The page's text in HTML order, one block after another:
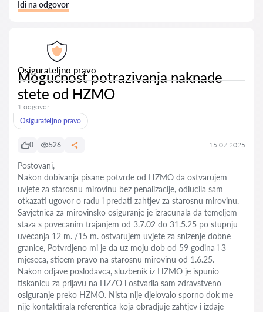
Idi na odgovor
Osigurateljno pravo
Mogucnost potrazivanja naknade
stete od HZMO
1 odgovor
Osigurateljno pravo
0 526 15.07.2025
Postovani,
Nakon dobivanja pisane potvrde od HZMO da ostvarujem
uvjete za starosnu mirovinu bez penalizacije, odlucila sam
otkazati ugovor o radu i predati zahtjev za starosnu mirovinu.
Savjetnica za mirovinsko osiguranje je izracunala da temeljem
staza s povecanim trajanjem od 3.7.02 do 31.5.25 po stupnju
uvecanja 12 m. /15 m. ostvarujem uvjete za snizenje dobne
granice, Potvrdjeno mi je da uz moju dob od 59 godina i 3
mjeseca, sticem pravo na starosnu mirovinu od 1.6.25.
Nakon odjave poslodavca, sluzbenik iz HZMO je ispunio
tiskanicu za prijavu na HZZO i ostvarila sam zdravstveno
osiguranje preko HZMO. Nista nije djelovalo sporno dok me
nije kontaktirala referentica koja obradjuje zahtjev i izdaje